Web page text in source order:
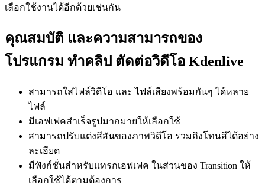
เลือกใช้งานได้อีกด้วยเช่นกัน
คุณสมบัติ และความสามารถของ
โปรแกรม ทำคลิป ตัดต่อวิดีโอ Kdenlive
สามารถใส่ไฟล์วิดีโอ และ ไฟล์เสียงพร้อมกันๆ ได้หลาย
ไฟล์
มีเอฟเฟคสำเร็จรูปมากมายให้เลือกใช้
สามารถปรับแต่งสีสันของภาพวิดีโอ รวมถึงโทนสีได้อย่าง
ละเอียด
มีฟังก์ชั่นสำหรับแทรกเอฟเฟค ในส่วนของ Transition ให้
เลือกใช้ได้ตามต้องการ